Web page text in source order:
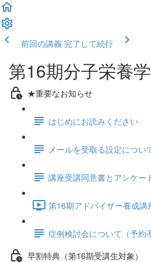
前回の講義 完了して続行
第16期分子栄養
★重要なお知らせ
はじめにお読みください
メールを受取る設定につい
講座受講同意書とアンケー
第16期アドバイザー養成
症例検討会について（予約
早割特典（第16期受講生対象）